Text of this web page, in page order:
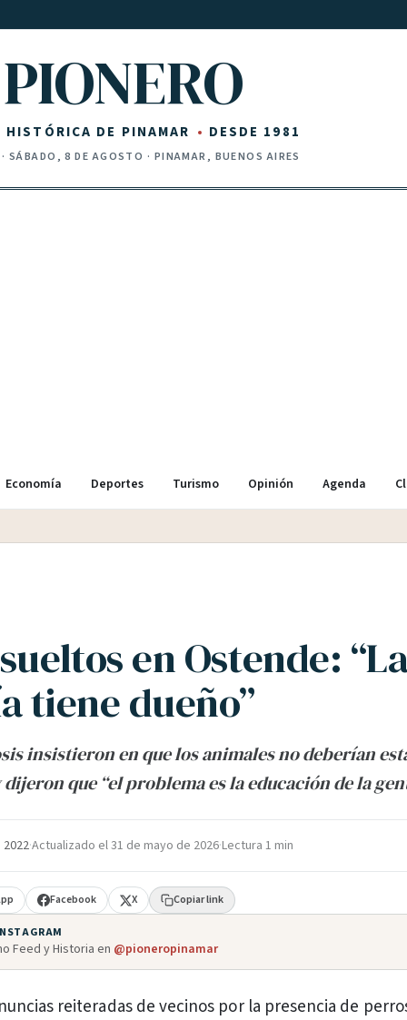
PIONERO
HISTÓRICA DE PINAMAR DESDE 1981
SÁBADO, 8 DE AGOSTO · PINAMAR, BUENOS AIRES
Economía Deportes Turismo Opinión Agenda
en Ostende:
tiene dueño”
insistieron en que los animales no deberían
que “el problema es la educación de la
·Actualizado el31 de mayo de 2026·Lectura 1 min
Facebook X Copiar link
Feed y Historia en @pioneropinamar
reiteradas de vecinos por la presencia de